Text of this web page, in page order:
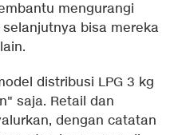
mengurangi
bisa mereka
distribusi LPG 3 kg
saja. Retail dan
dengan catatan